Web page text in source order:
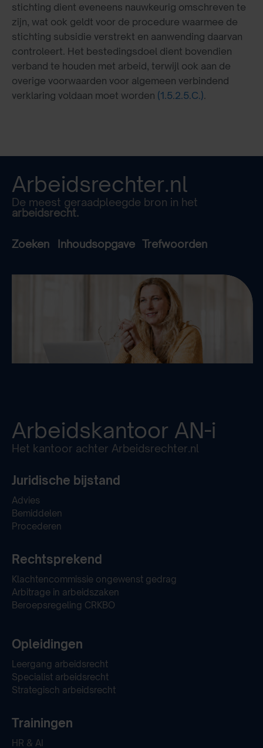
stichting dient eveneens nauwkeurig omschreven te
zijn, wat ook geldt voor de procedure waarmee de
stichting subsidie verstrekt en aanwending daarvan
controleert. Het bestedingsdoel dient bovendien
verband te houden met arbeid, terwijl ook aan de
overige voorwaarden voor algemeen verbindend
verklaring voldaan moet worden (1.5.2.5.C.).
Arbeidsrechter.nl
De meest geraadpleegde bron in het
arbeidsrecht.
Zoeken Inhoudsopgave Trefwoorden
Arbeidskantoor AN-i
Het kantoor achter Arbeidsrechter.nl
Juridische bijstand
Advies
Bemiddelen
Procederen
Rechtsprekend
Klachtencommissie ongewenst gedrag
Arbitrage in arbeidszaken
Beroepsregeling CRKBO
Opleidingen
Leergang arbeidsrecht
Specialist arbeidsrecht
Strategisch arbeidsrecht
Trainingen
HR & AI